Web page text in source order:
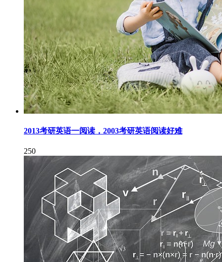
2013考研英语一阅读，2003考研英语阅读好难
250